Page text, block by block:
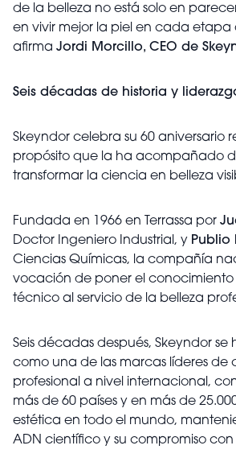
de la belleza no está solo en
en vivir mejor la piel en cada etapa
afirma Jordi Morcillo, CEO de
Seis décadas de historia y
Skeyndor celebra su 60 aniversario
propósito que la ha acompañado
transformar la ciencia en belleza
Fundada en 1966 en Terrassa por
Doctor Ingeniero Industrial, y Publio
Ciencias Químicas, la compañía
vocación de poner el conocimiento
técnico al servicio de la belleza
Seis décadas después, Skeyndor
como una de las marcas líderes de
profesional a nivel internacional,
más de 60 países y en más de
estética en todo el mundo,
ADN científico y su compromiso